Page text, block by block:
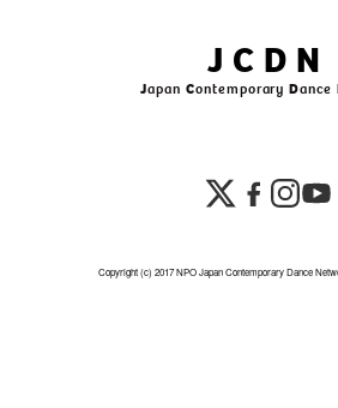
JCDN
Japan ContemporaryDance
Copyright (c) 2017 NPO Japan Contemporary Dance